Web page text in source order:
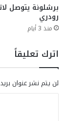
برشلونة يتوصل
رودري
منذ 3 أيام
اترك تعليقاً
لن يتم نشر عنوان